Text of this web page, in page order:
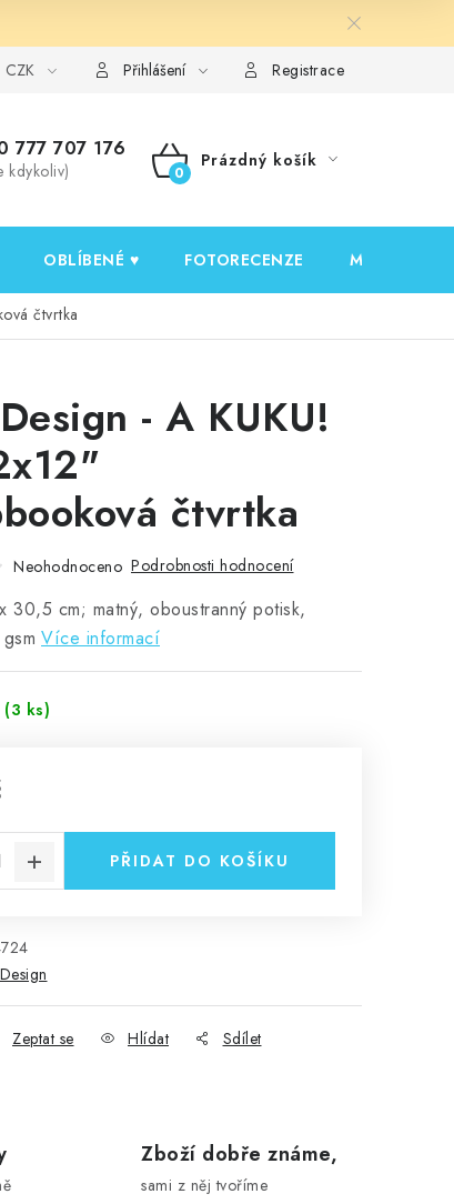
osobních údajů Ověřování recenzí
CZK Přihlášení Registrace
777 707 176
kdykoliv)
NÁKUPNÍ
Prázdný košík
OBLÍBENÉ ♥️ FOTORECENZE MOJE
čtvrtka
- A KUKU!
čtvrtka
Neohodnoceno Podrobnosti hodnocení
30,5 cm; matný, oboustranný potisk,
Více informací
(3 ks)
PŘIDAT DO KOŠÍKU
Zeptat se Hlídat Sdílet
Zboží dobře známe,
sami z něj tvoříme